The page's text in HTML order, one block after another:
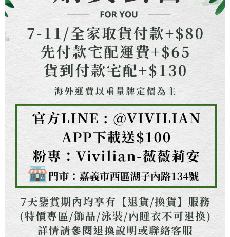
易，需依本服務之必要範圍內提供個人資料，並將交易相關給付款項請求債
權轉讓予恩沛科技股份有限公司。
２．關於個人資料處理事宜，請瀏覽以下網址：
https://aftee.tw/terms/#terms3
３．未成年的使用者請事先徵得法定代理人或監護人之同意方可使用
「AFTEE先享後付」，若未經同意申辦者引起之損失，本公司不負相關責
任。
４．使用「AFTEE先享後付」時，將依據個別帳號之用戶狀況，依本公司即
時審查核予不同之上限額度；若仍有額度不足之情形，本公司將視審查結果
請求用戶進行身份認證。
５．嚴禁一人註冊多個帳號或使用他人資訊註冊。若發現惡意使用之情形，
恩沛科技股份有限公司將有權停止該用戶之使用額度並採取法律行動。
海外配送 查看運費